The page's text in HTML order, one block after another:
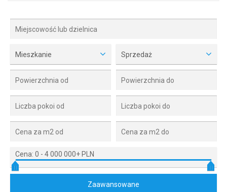
Mieszkanie Sprzedaż
Cena: 0 - 4 000 000+ PLN